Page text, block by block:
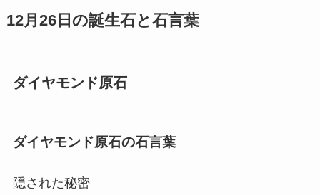
12月26日の誕生石と石言葉
ダイヤモンド原石
ダイヤモンド原石の石言葉
隠された秘密